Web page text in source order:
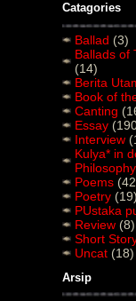
Catagories
Ballad (3)
Ballads of
(14)
Berita
Book of
Canting
Essay
Interview
Kulya* in
Philosophy
Poems
Poetry (19)
PUstaka
Review (8)
Short
Uncat (18)
Arsip